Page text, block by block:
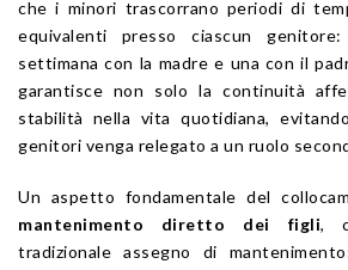
che i minori trascorrano periodi di
equivalenti presso ciascun
settimana con la madre e una con il
garantisce non solo la continuità
stabilità nella vita quotidiana,
genitori venga relegato a un ruolo
Un aspetto fondamentale del
mantenimento diretto dei figli,
tradizionale assegno di